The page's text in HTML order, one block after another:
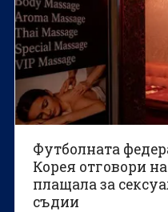
Футболната
Корея отговори
плащала за
съдии